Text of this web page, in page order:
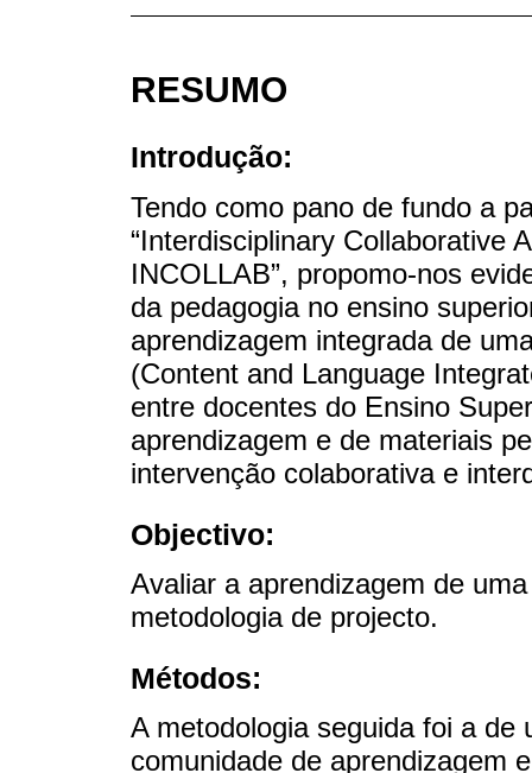
RESUMO
Introdução:
Tendo como pano de fundo a
“Interdisciplinary Collaborative
INCOLLAB”, propomo-nos
da pedagogia no ensino
aprendizagem integrada de
(Content and Language
entre docentes do Ensino
aprendizagem e de materiais
intervenção colaborativa e
Objectivo:
Avaliar a aprendizagem de
metodologia de projecto.
Métodos:
A metodologia seguida foi a de
comunidade de aprendizagem